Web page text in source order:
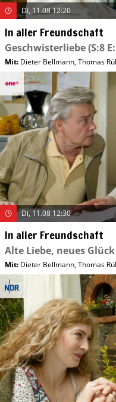
Di, 11.08 12:20
In aller Freundschaft
Geschwisterliebe(S:8
Mit: Dieter Bellmann,Thomas
Di, 11.08 12:30
In aller Freundschaft
Alte Liebe, neues Glück
Mit: Dieter Bellmann,Thomas